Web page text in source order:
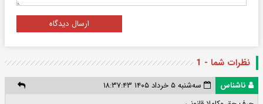
ارسال دیدگاه
نظرات شما - 1
ناشناس
سه‌شنبه ۵ خرداد ۱۴۰۵ ۱۸:۳۷:۴۳